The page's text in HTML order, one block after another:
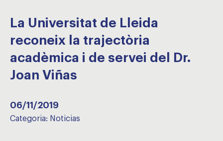
La Universitat de Lleida
reconeix la trajectòria
acadèmica i de servei del Dr.
Joan Viñas
06/11/2019
Categoria: Noticias